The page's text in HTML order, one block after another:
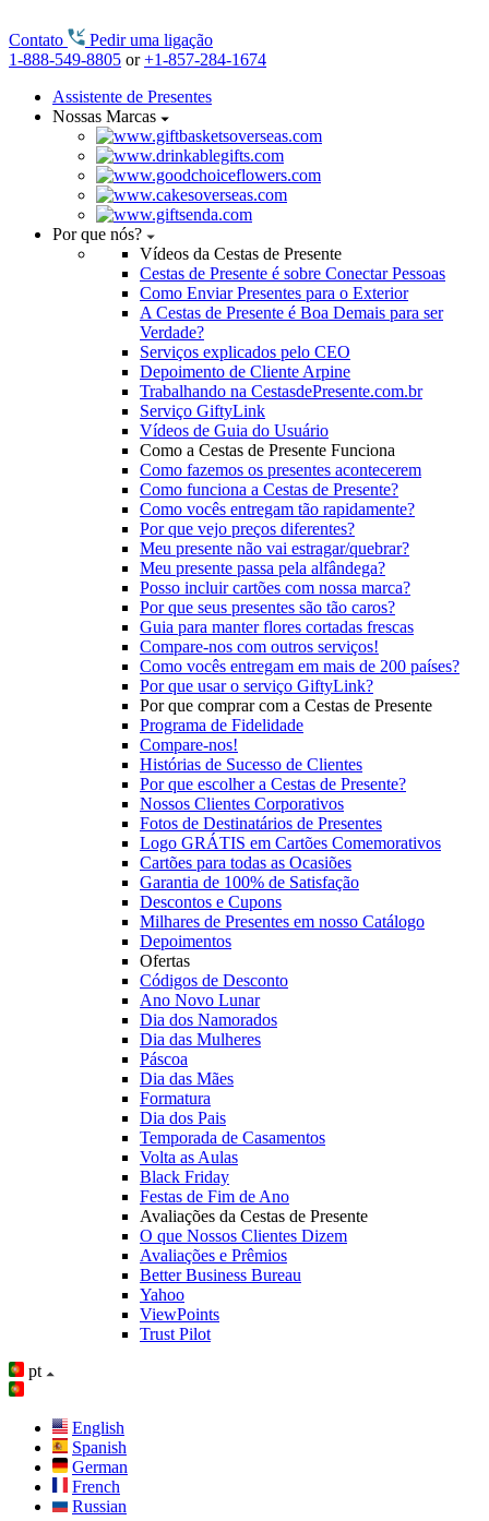
Contato
Pedir uma ligação
1-888-549-8805 or+1-857-284-1674
Assistente de Presentes
Nossas Marcas
Por que nós?
Vídeos da Cestas de Presente
Cestas de Presente é sobre Conectar Pessoas
Como Enviar Presentes para o Exterior
A Cestas de Presente é Boa Demais para ser
Verdade?
Serviços explicados pelo CEO
Depoimento de Cliente Arpine
Trabalhando na CestasdePresente.com.br
Serviço GiftyLink
Vídeos de Guia do Usuário
Como a Cestas de Presente Funciona
Como fazemos os presentes acontecerem
Como funciona a Cestas de Presente?
Como vocês entregam tão rapidamente?
Por que vejo preços diferentes?
Meu presente não vai estragar/quebrar?
Meu presente passa pela alfândega?
Posso incluir cartões com nossa marca?
Por que seus presentes são tão caros?
Guia para manter flores cortadas frescas
Compare-nos com outros serviços!
Como vocês entregam em mais de 200 países?
Por que usar o serviço GiftyLink?
Por que comprar com a Cestas de Presente
Programa de Fidelidade
Compare-nos!
Histórias de Sucesso de Clientes
Por que escolher a Cestas de Presente?
Nossos Clientes Corporativos
Fotos de Destinatários de Presentes
Logo GRÁTIS em Cartões Comemorativos
Cartões para todas as Ocasiões
Garantia de 100% de Satisfação
Descontos e Cupons
Milhares de Presentes em nosso Catálogo
Depoimentos
Ofertas
Códigos de Desconto
Ano Novo Lunar
Dia dos Namorados
Dia das Mulheres
Páscoa
Dia das Mães
Formatura
Dia dos Pais
Temporada de Casamentos
Volta as Aulas
Black Friday
Festas de Fim de Ano
Avaliações da Cestas de Presente
O que Nossos Clientes Dizem
Avaliações e Prêmios
Better Business Bureau
Yahoo
ViewPoints
Trust Pilot
pt
English
Spanish
German
French
Russian